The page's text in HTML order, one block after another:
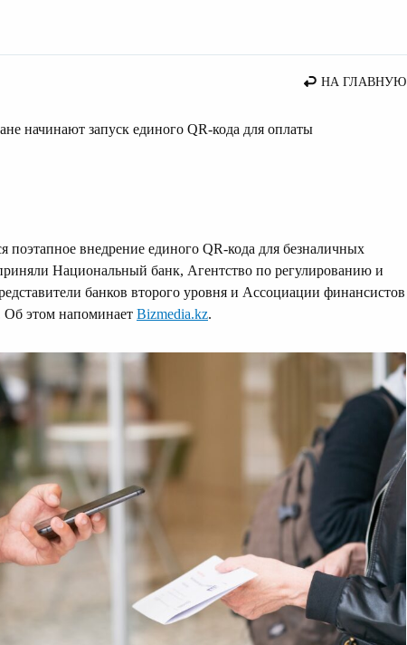
новости Казахстана
НА ГЛАВНУЮ
начинают запуск единого QR-кода для оплаты
поэтапное внедрение единого QR-кода для безналичных
Национальный банк, Агентство по регулированию и
банков второго уровня и Ассоциации финансистов
Об этом напоминает Bizmedia.kz.